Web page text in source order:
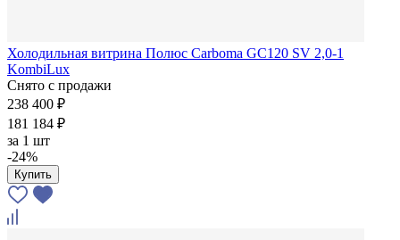
Холодильная витрина Полюс Carboma GC120 SV 2,0-1
KombiLux
Снято с продажи
238 400 ₽
181 184 ₽
за 1 шт
-24%
Купить